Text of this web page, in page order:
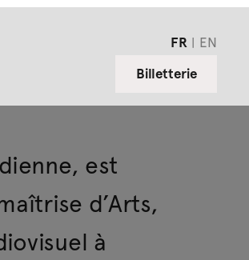
FR
EN
Billetterie
est
d’Arts,
à